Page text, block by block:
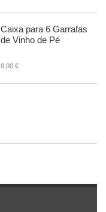
Caixa para 6 Garrafas
de Vinho de Pé
0,00 €